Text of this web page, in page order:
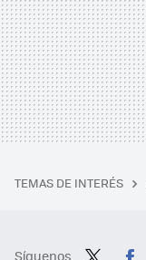
TEMAS DE INTERÉS
Síguenos